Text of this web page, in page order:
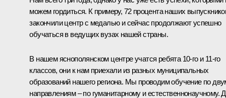
можем гордиться. К примеру, 72 процента наших
закончили центр с медалью и сейчас продолжают успешно
обучаться в ведущих вузах нашей страны.
В нашем яснополянском центре учатся ребята 10-го и 11-го
классов, они к нам приехали из разных муниципальных
образований нашего региона. Мы проводим обучение по
направлениям – по гуманитарному и естественнонаучному.